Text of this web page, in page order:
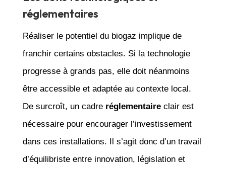
réglementaires
Réaliser le potentiel du biogaz implique de
franchir certains obstacles. Si la technologie
progresse à grands pas, elle doit néanmoins
être accessible et adaptée au contexte local.
De surcroît, un cadre réglementaireclair est
nécessaire pour encourager l’investissement
dans ces installations. Il s’agit donc d’un travail
d’équilibriste entre innovation, législation et